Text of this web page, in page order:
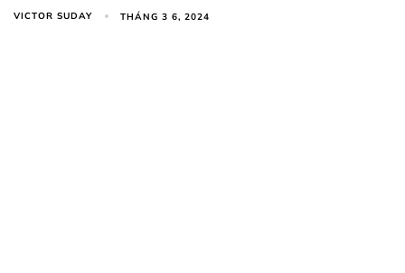
VICTOR SUDAY THÁNG 3 6, 2024